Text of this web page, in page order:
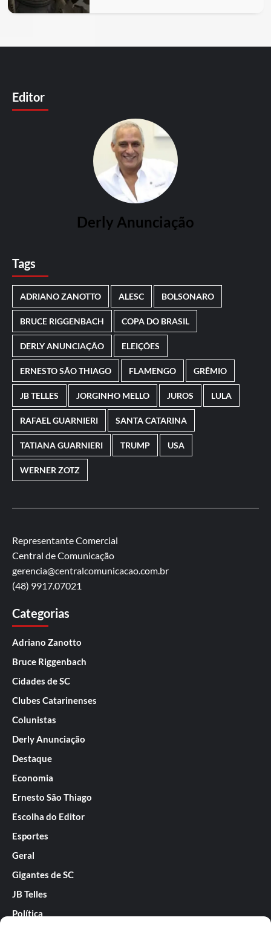
Editor
Derly Anunciação
Tags
ADRIANO ZANOTTO ALESC BOLSONARO
BRUCE RIGGENBACH COPA DO BRASIL
DERLY ANUNCIAÇÃO ELEIÇÕES
ERNESTO SÃO THIAGO FLAMENGO GRÊMIO
JB TELLES JORGINHO MELLO JUROS LULA
RAFAEL GUARNIERI SANTA CATARINA
TATIANA GUARNIERI TRUMP USA
WERNER ZOTZ
Representante Comercial
Central de Comunicação
gerencia@centralcomunicacao.com.br
(48) 9917.07021
Categorias
Adriano Zanotto
Bruce Riggenbach
Cidades de SC
Clubes Catarinenses
Colunistas
Derly Anunciação
Destaque
Economia
Ernesto São Thiago
Escolha do Editor
Esportes
Geral
Gigantes de SC
JB Telles
Política